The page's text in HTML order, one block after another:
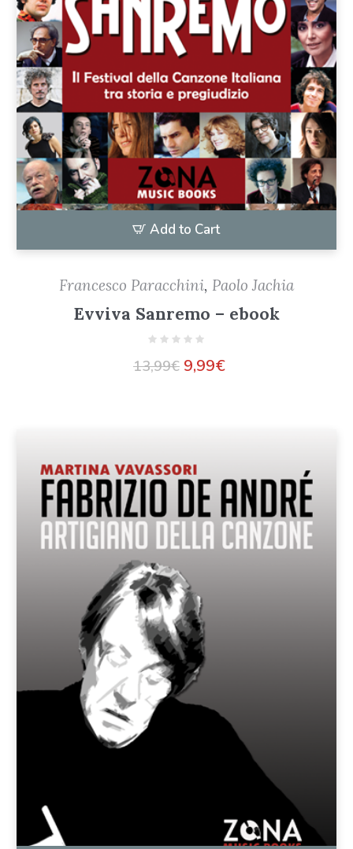
Add to Cart
Francesco Paracchini, Paolo Jachia
Evviva Sanremo – ebook
13,99€ 9,99€